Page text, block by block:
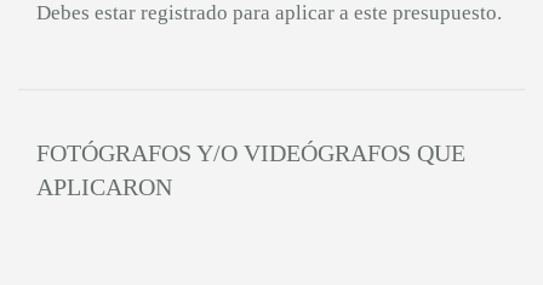
Debes estar registrado para aplicar a este presupuesto.
FOTÓGRAFOS Y/O VIDEÓGRAFOS QUE
APLICARON